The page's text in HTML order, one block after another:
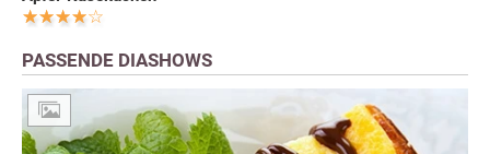
PASSENDE DIASHOWS